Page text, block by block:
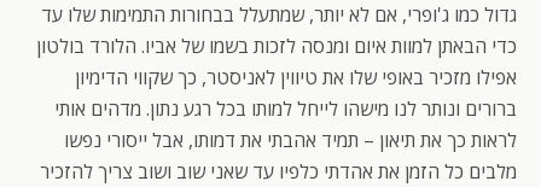
גדול כמו ג'ופרי, אם לא יותר, שמתעלל בבחורות התמימות שלו עד
כדי הבאתן למוות איום ומנסה לזכות בשמו של אביו. הלורד בולטון
אפילו מזכיר באופי שלו את טיווין לאניסטר, כך שקווי הדימיון
ברורים ונותר לנו מישהו לייחל למותו בכל רגע נתון. מדהים אותי
לראות כך את תיאון – תמיד אהבתי את דמותו, אבל ייסורי נפשו
מלבים כל הזמן את אהדתי כלפיו עד שאני שוב ושוב צריך להזכיר